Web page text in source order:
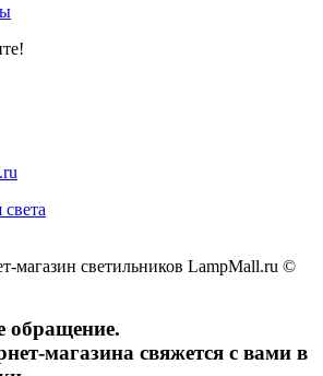
света
магазин светильников LampMall.ru ©
обращение.
магазина свяжется с вами в